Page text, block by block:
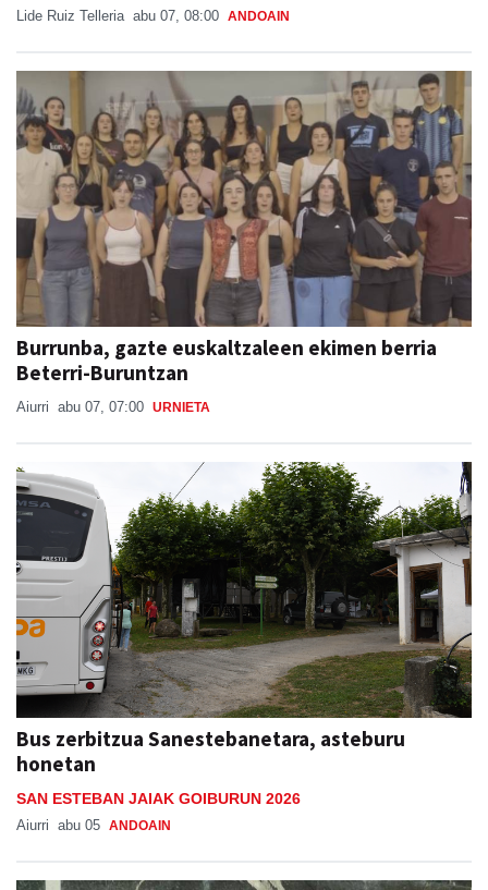
Lide Ruiz Telleria abu 07, 08:00 ANDOAIN
Burrunba, gazte euskaltzaleen ekimen berria
Beterri-Buruntzan
Aiurri abu 07, 07:00 URNIETA
Bus zerbitzua Sanestebanetara, asteburu
honetan
SAN ESTEBAN JAIAK GOIBURUN 2026
Aiurri abu 05 ANDOAIN